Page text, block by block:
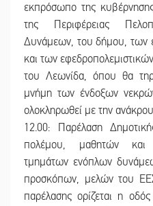
εκπρόσωπο της
της Περιφέρειας
Δυνάμεων, του δήμου, των
και των
του Λεωνίδα, όπου θα
μνήμη των ένδοξων
ολοκληρωθεί με την
12.00: Παρέλαση
πολέμου, μαθητών και
τμημάτων ενόπλων
προσκόπων, μελών του
παρέλασης ορίζεται η